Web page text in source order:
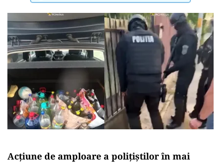
Acțiune de amploare a polițiștilor în mai